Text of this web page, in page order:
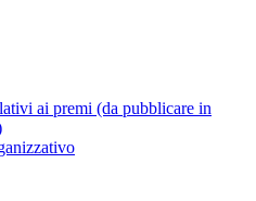
ai premi (da pubblicare in